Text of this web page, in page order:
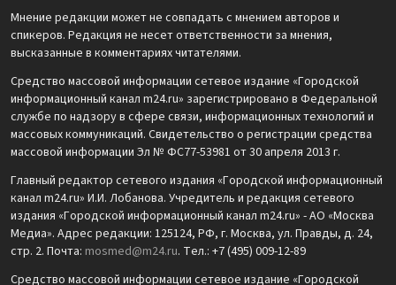
Мнение редакции может не совпадать с мнением авторов и
спикеров. Редакция не несет ответственности за мнения,
высказанные в комментариях читателями.
Средство массовой информации сетевое издание «Городской
информационный канал m24.ru» зарегистрировано в Федеральной
службе по надзору в сфере связи, информационных технологий и
массовых коммуникаций. Свидетельство о регистрации средства
массовой информации Эл № ФС77-53981 от 30 апреля 2013 г.
Главный редактор сетевого издания «Городской информационный
канал m24.ru» И.И. Лобанова. Учредитель и редакция сетевого
издания «Городской информационный канал m24.ru» - АО «Москва
Медиа». Адрес редакции: 125124, РФ, г. Москва, ул. Правды, д. 24,
стр. 2. Почта: mosmed@m24.ru. Тел.: +7 (495) 009-12-89
Средство массовой информации сетевое издание «Городской